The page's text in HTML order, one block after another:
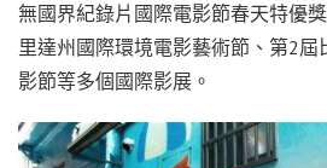
無國界紀錄片國際電影節春天特優
里達州國際環境電影藝術節、第2
影節等多個國際影展。